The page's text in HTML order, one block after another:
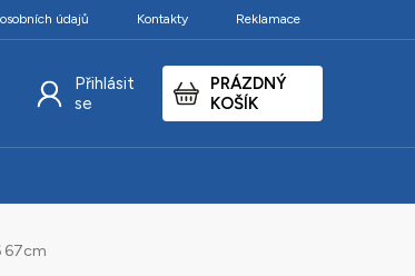
údajů Kontakty Reklamace
Přihlásit
se
NÁKUPNÍ
KOŠÍK
PRÁZDNÝ
KOŠÍK
67cm